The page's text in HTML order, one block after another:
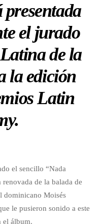
el jurado
de la
la edición
Latin
el sencillo “Nada
de la balada de
dominicano Moisés
le pusieron sonido a este
el álbum.